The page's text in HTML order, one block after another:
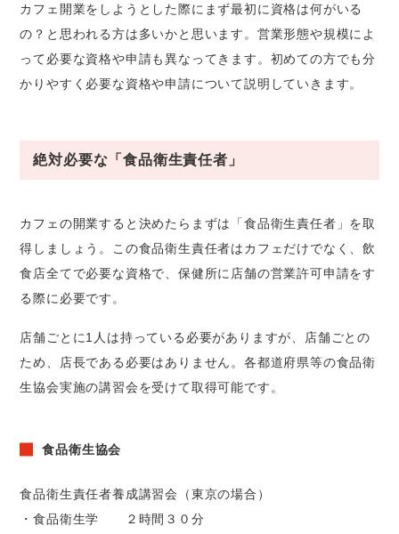
カフェ開業をしようとした際にまず最初に資格は何がいる
の？と思われる方は多いかと思います。営業形態や規模によ
って必要な資格や申請も異なってきます。初めての方でも分
かりやすく必要な資格や申請について説明していきます。
絶対必要な「食品衛生責任者」
カフェの開業すると決めたらまずは「食品衛生責任者」を取
得しましょう。この食品衛生責任者はカフェだけでなく、飲
食店全てで必要な資格で、保健所に店舗の営業許可申請をす
る際に必要です。
店舗ごとに1人は持っている必要がありますが、店舗ごとの
ため、店長である必要はありません。各都道府県等の食品衛
生協会実施の講習会を受けて取得可能です。
食品衛生協会
食品衛生責任者養成講習会（東京の場合）
・食品衛生学 ２時間３０分